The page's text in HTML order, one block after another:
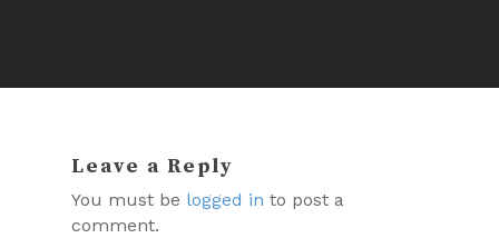
Leave a Reply
You must be logged in to post a
comment.